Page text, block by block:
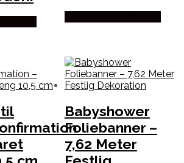
Babyshower
Foliebanner –
7,62 Meter